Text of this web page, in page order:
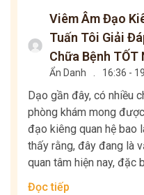
Viêm Âm Đạo
Tuấn Tôi Giải
Chữa Bệnh TỐT
Ẩn Danh . 16:36 -
Dạo gần đây, có nhiều
phòng khám mong
đạo kiêng quan hệ bao
thấy rằng, đây đang là
quan tâm hiện nay, đặc
Đọc tiếp